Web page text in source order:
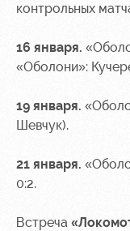
контрольных
16 января.
«Оболони»:
19 января.
Шевчук).
21 января.
0:2.
Встреча